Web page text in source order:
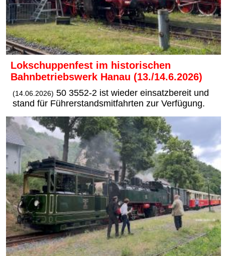
Lokschuppenfest im historischen
Bahnbetriebswerk Hanau (13./14.6.2026)
(14.06.2026) 50 3552-2 ist wieder einsatzbereit und
stand für Führerstandsmitfahrten zur Verfügung.